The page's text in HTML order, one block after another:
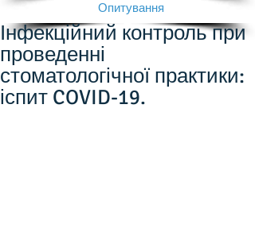
Опитування
Інфекційний контроль при
проведенні
стоматологічної практики:
іспит COVID-19.